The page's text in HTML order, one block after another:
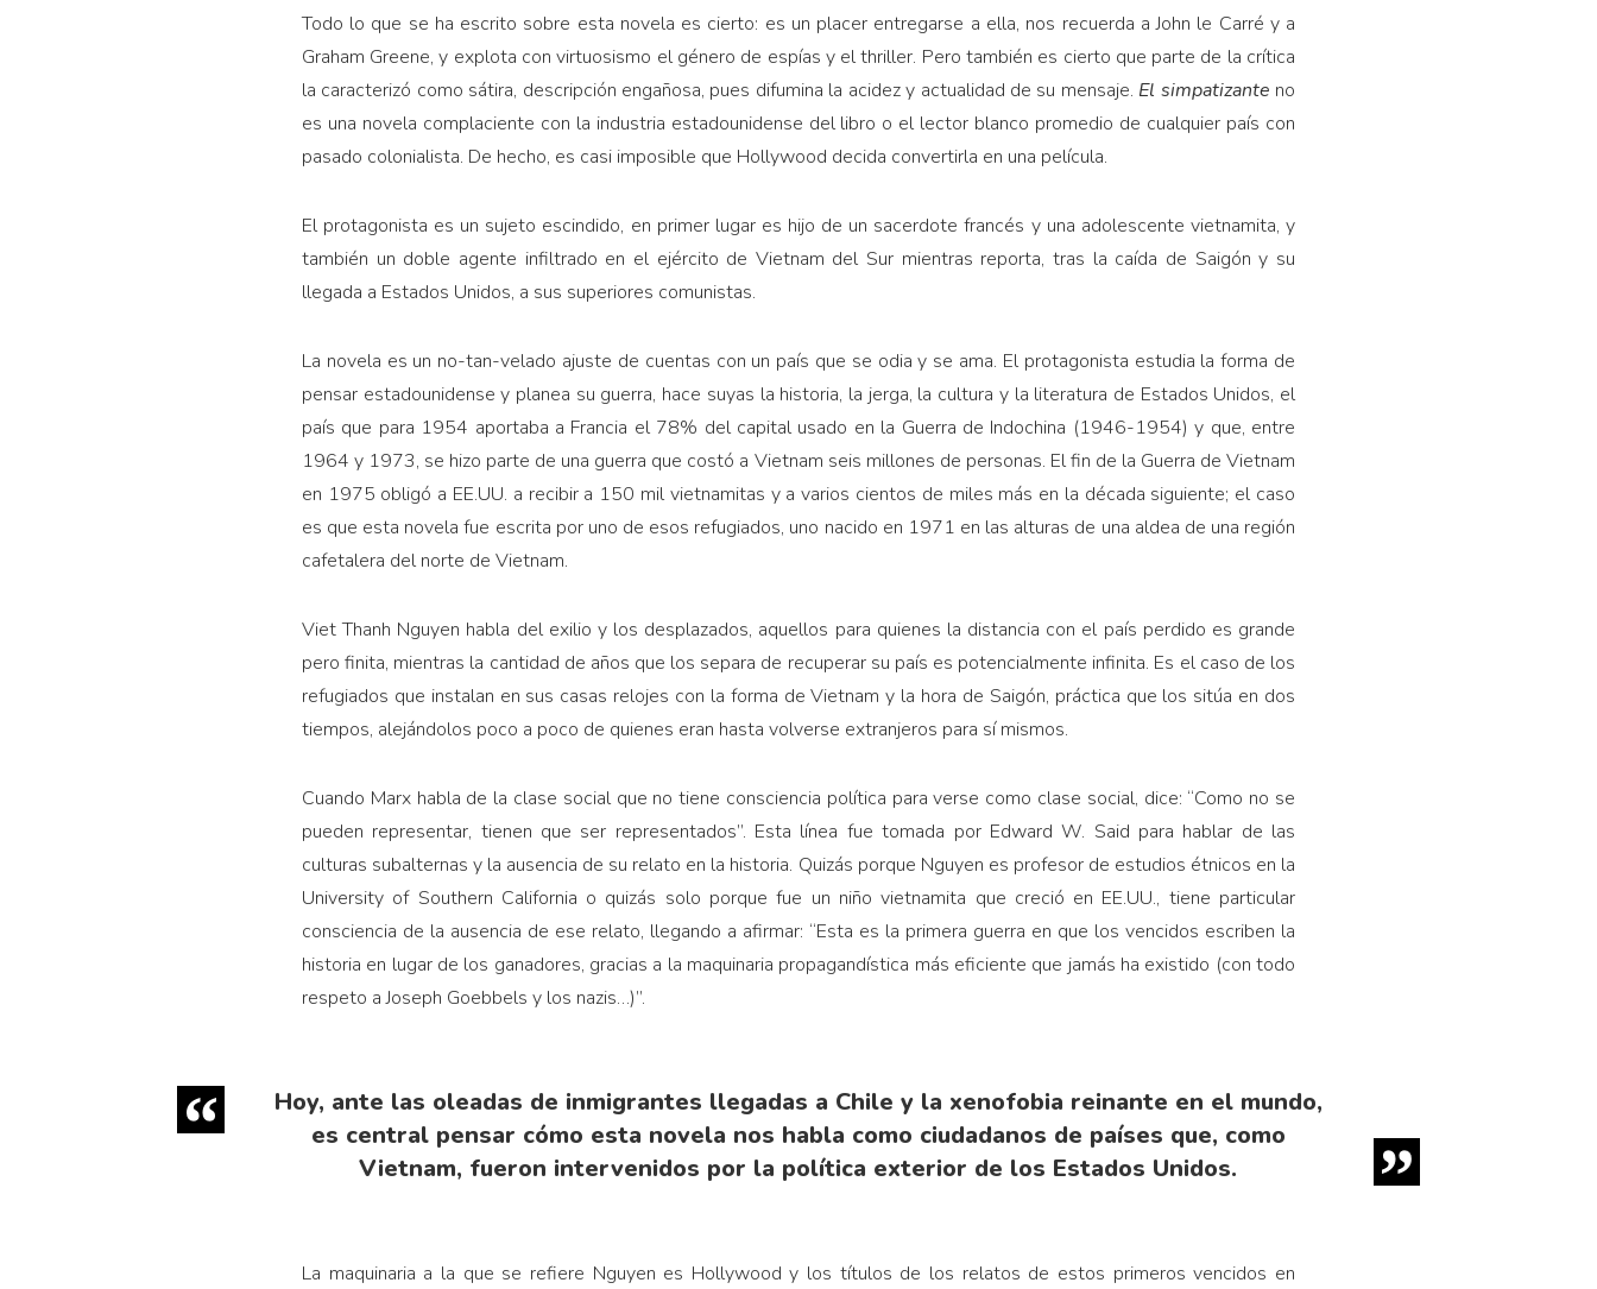
Todo lo que se ha escrito sobre esta novela es cierto: es un placer entregarse a ella, nos recuerda a John le Carré y a
Graham Greene, y explota con virtuosismo el género de espías y el thriller. Pero también es cierto que parte de la crítica
la caracterizó como sátira, descripción engañosa, pues difumina la acidez y actualidad de su mensaje. El simpatizante no
es una novela complaciente con la industria estadounidense del libro o el lector blanco promedio de cualquier país con
pasado colonialista. De hecho, es casi imposible que Hollywood decida convertirla en una película.
El protagonista es un sujeto escindido, en primer lugar es hijo de un sacerdote francés y una adolescente vietnamita, y
también un doble agente infiltrado en el ejército de Vietnam del Sur mientras reporta, tras la caída de Saigón y su
llegada a Estados Unidos, a sus superiores comunistas.
La novela es un no-tan-velado ajuste de cuentas con un país que se odia y se ama. El protagonista estudia la forma de
pensar estadounidense y planea su guerra, hace suyas la historia, la jerga, la cultura y la literatura de Estados Unidos, el
país que para 1954 aportaba a Francia el 78% del capital usado en la Guerra de Indochina (1946-1954) y que, entre
1964 y 1973, se hizo parte de una guerra que costó a Vietnam seis millones de personas. El fin de la Guerra de Vietnam
en 1975 obligó a EE.UU. a recibir a 150 mil vietnamitas y a varios cientos de miles más en la década siguiente; el caso
es que esta novela fue escrita por uno de esos refugiados, uno nacido en 1971 en las alturas de una aldea de una región
cafetalera del norte de Vietnam.
Viet Thanh Nguyen habla del exilio y los desplazados, aquellos para quienes la distancia con el país perdido es grande
pero finita, mientras la cantidad de años que los separa de recuperar su país es potencialmente infinita. Es el caso de los
refugiados que instalan en sus casas relojes con la forma de Vietnam y la hora de Saigón, práctica que los sitúa en dos
tiempos, alejándolos poco a poco de quienes eran hasta volverse extranjeros para sí mismos.
Cuando Marx habla de la clase social que no tiene consciencia política para verse como clase social, dice: “Como no se
pueden representar, tienen que ser representados”. Esta línea fue tomada por Edward W. Said para hablar de las
culturas subalternas y la ausencia de su relato en la historia. Quizás porque Nguyen es profesor de estudios étnicos en la
University of Southern California o quizás solo porque fue un niño vietnamita que creció en EE.UU., tiene particular
consciencia de la ausencia de ese relato, llegando a afirmar: “Esta es la primera guerra en que los vencidos escriben la
historia en lugar de los ganadores, gracias a la maquinaria propagandística más eficiente que jamás ha existido (con todo
respeto a Joseph Goebbels y los nazis…)”.
Hoy, ante las oleadas de inmigrantes llegadas a Chile y la xenofobia reinante en el mundo,
es central pensar cómo esta novela nos habla como ciudadanos de países que, como
Vietnam, fueron intervenidos por la política exterior de los Estados Unidos.
La maquinaria a la que se refiere Nguyen es Hollywood y los títulos de los relatos de estos primeros vencidos en